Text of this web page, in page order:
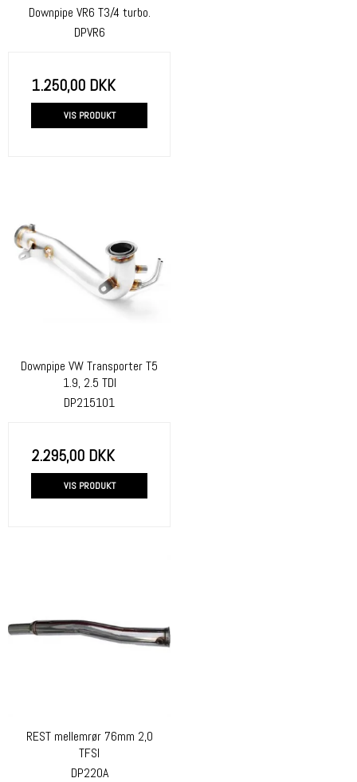
Downpipe VR6 T3/4 turbo.
DPVR6
1.250,00 DKK
VIS PRODUKT
Downpipe VW Transporter T5
1.9, 2.5 TDI
DP215101
2.295,00 DKK
VIS PRODUKT
REST mellemrør 76mm 2,0
TFSI
DP220A